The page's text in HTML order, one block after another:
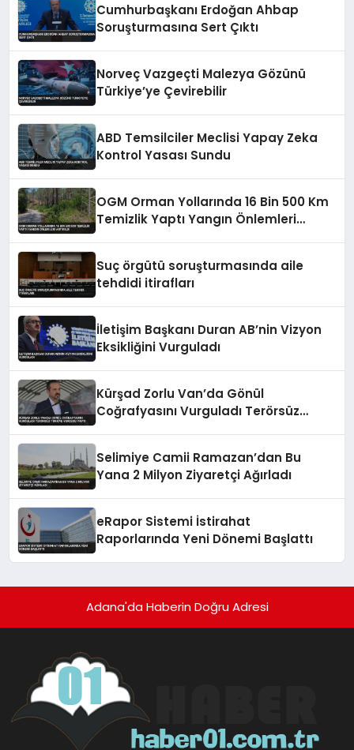
Cumhurbaşkanı Erdoğan Ahbap
Soruşturmasına Sert Çıktı
Norveç Vazgeçti Malezya Gözünü
Türkiye’ye Çevirebilir
ABD Temsilciler Meclisi Yapay Zeka
Kontrol Yasası Sundu
OGM Orman Yollarında 16 Bin 500 Km
Temizlik Yaptı Yangın Önlemleri
Suç örgütü soruşturmasında aile
tehdidi itirafları
İletişim Başkanı Duran AB’nin Vizyon
Eksikliğini Vurguladı
Kürşad Zorlu Van’da Gönül
Coğrafyasını Vurguladı Terörsüz
Selimiye Camii Ramazan’dan Bu
Yana 2 Milyon Ziyaretçi Ağırladı
eRapor Sistemi İstirahat
Raporlarında Yeni Dönemi Başlattı
Adana'da Haberin Doğru Adresi